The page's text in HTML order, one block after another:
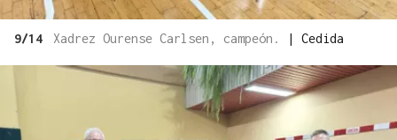
9/14 Xadrez Ourense Carlsen, campeón. | Cedida